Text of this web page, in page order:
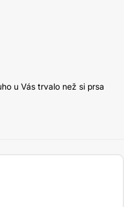
u Vás trvalo než si prsa